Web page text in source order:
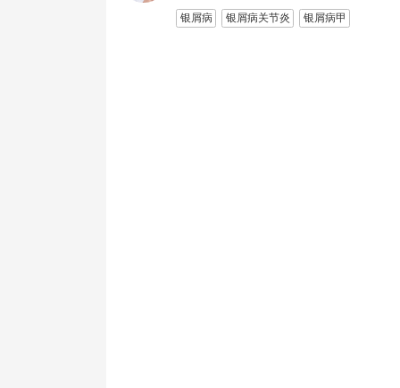
银屑病 银屑病关节炎
银屑病甲